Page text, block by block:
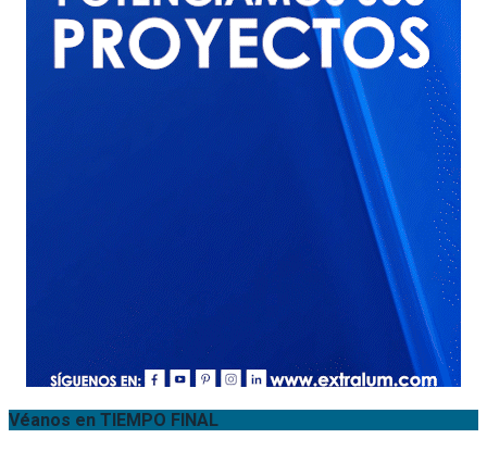
Véanos en TIEMPO FINAL